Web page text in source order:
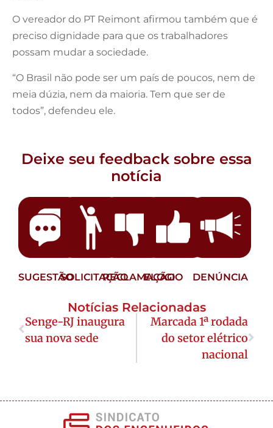
O vereador do PT Reimont afirmou também que é
preciso dignidade para que os trabalhadores
possam mudar a sociedade.
“O Brasil não pode ser um país de poucos, nem de
meia dúzia, nem da maioria. Tem que ser de
todos”, defendeu ele.
Deixe seu feedback sobre essa
notícia
SUGESTÃOSOLICITAÇÃORECLAMAÇÃO
ELOGIO DENÚNCIA
Notícias Relacionadas
Senge-RJ inaugura
sua nova sede
Marcada 1ª rodada
do setor elétrico
nacional